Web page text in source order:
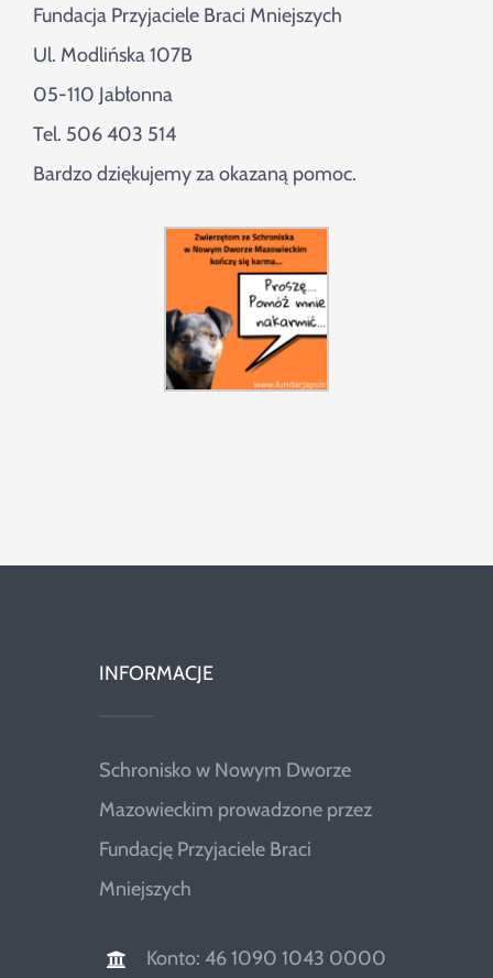
Fundacja Przyjaciele Braci Mniejszych
Ul. Modlińska 107B
05-110 Jabłonna
Tel. 506 403 514
Bardzo dziękujemy za okazaną pomoc.
INFORMACJE
Schronisko w Nowym Dworze
Mazowieckim prowadzone przez
Fundację Przyjaciele Braci
Mniejszych
Konto: 46 1090 1043 0000